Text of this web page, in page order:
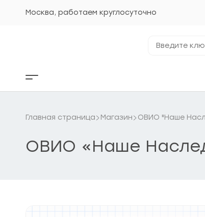
Москва, работаем круглосуточно
ключевые
Кнопка
бокового
Главная страница Магазин ОВИО "Наше
ОВИО «Наше